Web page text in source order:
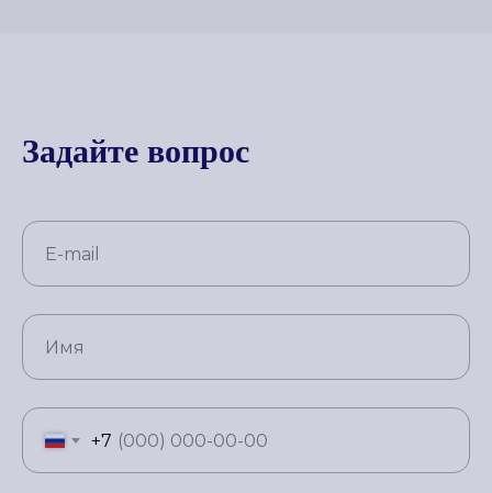
Задайте вопрос
+7